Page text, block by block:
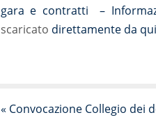
gara e contratti –
scaricato direttamente da qui
« Convocazione Collegio dei